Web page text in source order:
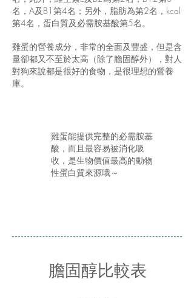
膽固醇比較表
名，A及B1第4名；另外，脂肪為第2名，kcal
第4名，蛋白質及必需胺基酸第5名。
雞蛋的營養成分，非常的全面及豐盛，但是含
量卻都又不至於太高（除了膽固醇外），對人
對狗來說都是很好的食物，是很理想的營養
庫。
雞蛋能提供完整的必需胺基
酸，而且最容易被消化吸
收，是生物價值最高的動物
性蛋白質來源哦～